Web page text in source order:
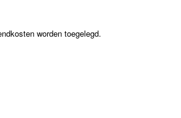
worden toegelegd.